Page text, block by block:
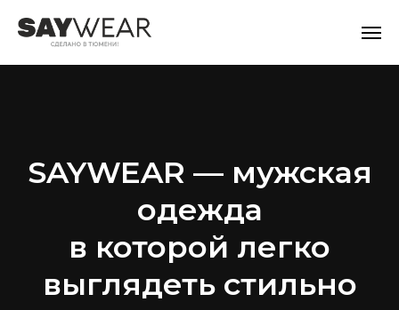
SAYWEAR — мужская
одежда
в которой легко
выглядеть стильно